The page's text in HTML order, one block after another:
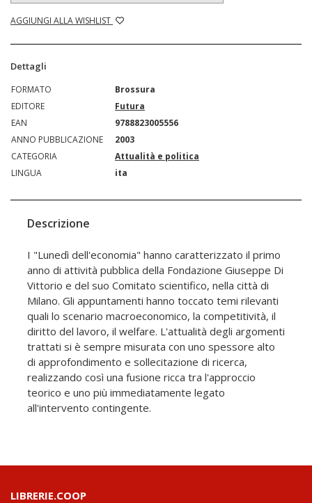
AGGIUNGI ALLA WISHLIST
Dettagli
FORMATO
Brossura
EDITORE
Futura
EAN
9788823005556
ANNO PUBBLICAZIONE
2003
CATEGORIA
Attualità e politica
LINGUA
ita
Descrizione
I "Lunedì dell'economia" hanno caratterizzato il primo
anno di attività pubblica della Fondazione Giuseppe Di
Vittorio e del suo Comitato scientifico, nella città di
Milano. Gli appuntamenti hanno toccato temi rilevanti
quali lo scenario macroeconomico, la competitività, il
diritto del lavoro, il welfare. L'attualità degli argomenti
trattati si è sempre misurata con uno spessore alto
di approfondimento e sollecitazione di ricerca,
realizzando così una fusione ricca tra l'approccio
teorico e uno più immediatamente legato
all'intervento contingente.
LIBRERIE.COOP